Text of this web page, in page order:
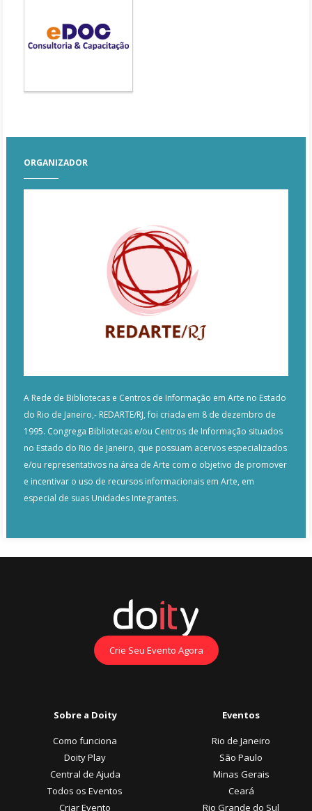
ORGANIZADOR
A Rede de Bibliotecas e Centros de Informação em Arte no Estado
do Rio de Janeiro,- REDARTE/RJ, foi criada em 8 de dezembro de
1995. Congrega Bibliotecas e/ou Centros de Informação situados
no Estado do Rio de Janeiro, que possuam acervos especializados
e/ou representativos na área de Arte com o objetivo de promover
e incentivar o uso de recursos informacionais em Arte, em
especial de suas Unidades Integrantes.
Crie Seu Evento Agora
Sobre a Doity
Como funciona
Doity Play
Central de Ajuda
Todos os Eventos
Criar Evento
Eventos
Rio de Janeiro
São Paulo
Minas Gerais
Ceará
Rio Grande do Sul